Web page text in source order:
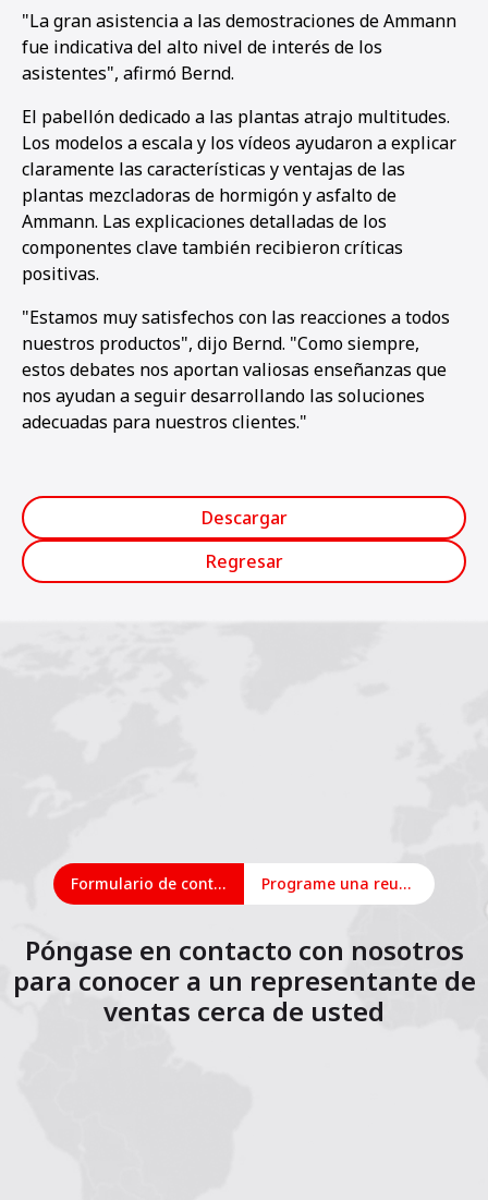
"La gran asistencia a las demostraciones de Ammann
fue indicativa del alto nivel de interés de los
asistentes", afirmó Bernd.
El pabellón dedicado a las plantas atrajo multitudes.
Los modelos a escala y los vídeos ayudaron a explicar
claramente las características y ventajas de las
plantas mezcladoras de hormigón y asfalto de
Ammann. Las explicaciones detalladas de los
componentes clave también recibieron críticas
positivas.
"Estamos muy satisfechos con las reacciones a todos
nuestros productos", dijo Bernd. "Como siempre,
estos debates nos aportan valiosas enseñanzas que
nos ayudan a seguir desarrollando las soluciones
adecuadas para nuestros clientes."
Descargar
Regresar
Formulario de contacto Programe una reunión en línea
Póngase en contacto con nosotros
para conocer a un representante de
ventas cerca de usted